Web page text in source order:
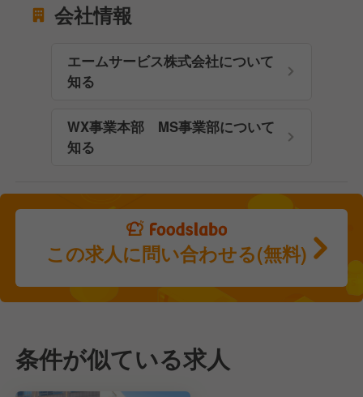
会社情報
エームサービス株式会社について
知る
WX事業本部 MS事業部について
知る
この求人に問い合わせる(無料)
条件が似ている求人